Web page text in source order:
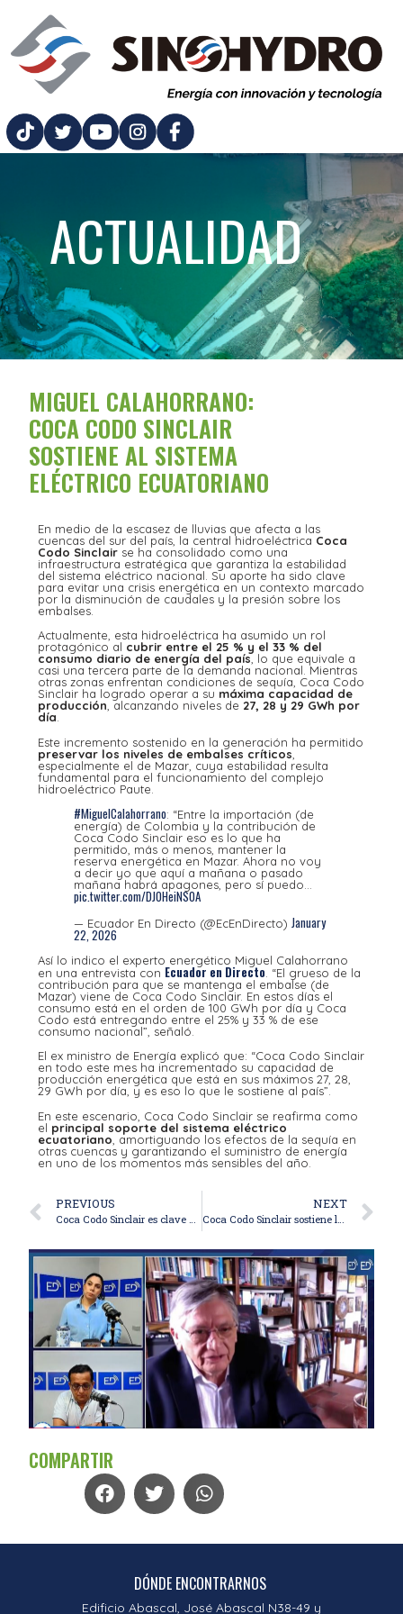
ACTUALIDAD
MIGUEL CALAHORRANO:
COCA CODO SINCLAIR
SOSTIENE AL SISTEMA
ELÉCTRICO ECUATORIANO
En medio de la escasez de lluvias que afecta a las
cuencas del sur del país, la central hidroeléctrica Coca
Codo Sinclair se ha consolidado como una
infraestructura estratégica que garantiza la estabilidad
del sistema eléctrico nacional. Su aporte ha sido clave
para evitar una crisis energética en un contexto marcado
por la disminución de caudales y la presión sobre los
embalses.
Actualmente, esta hidroeléctrica ha asumido un rol
protagónico al cubrir entre el 25 % y el 33 % del
consumo diario de energía del país, lo que equivale a
casi una tercera parte de la demanda nacional. Mientras
otras zonas enfrentan condiciones de sequía, Coca Codo
Sinclair ha logrado operar a su máxima capacidad de
producción, alcanzando niveles de 27, 28 y 29 GWh por
día.
Este incremento sostenido en la generación ha permitido
preservar los niveles de embalses críticos
especialmente el de Mazar, cuya estabilidad resulta
fundamental para el funcionamiento del complejo
hidroeléctrico Paute.
#MiguelCalahorrano: “Entre la importación (de
energía) de Colombia y la contribución de
Coca Codo Sinclair eso es lo que ha
permitido, más o menos, mantener la
reserva energética en Mazar. Ahora no voy
a decir yo que aquí a mañana o pasado
mañana habrá apagones, pero sí puedo…
pic.twitter.com/DJOHeiNS0A
— Ecuador En Directo (@EcEnDirecto)January
22, 2026
Así lo indico el experto energético Miguel Calahorrano
en una entrevista con Ecuador en Directo . “El grueso de la
contribución para que se mantenga el embalse (de
Mazar) viene de Coca Codo Sinclair. En estos días el
consumo está en el orden de 100 GWh por día y Coca
Codo está entregando entre el 25% y 33 % de ese
consumo nacional”, señaló.
El ex ministro de Energía explicó que: “Coca Codo Sinclair
en todo este mes ha incrementado su capacidad de
producción energética que está en sus máximos 27, 28,
29 GWh por día, y es eso lo que le sostiene al país”.
En este escenario, Coca Codo Sinclair se reafirma como
el principal soporte del sistema eléctrico
ecuatoriano , amortiguando los efectos de la sequía en
otras cuencas y garantizando el suministro de energía
en uno de los momentos más sensibles del año.
PREVIOUS
Coca Codo Sinclair es clave para la estabilidad del sistema eléctrico ecuatoriano, afirma experto energético
NEXT
Coca Codo Sinclair sostiene la energía de Ecuador tras la suspensión de Colombia
COMPARTIR
DÓNDE ENCONTRARNOS
Edificio Abascal, José Abascal N38-49 y